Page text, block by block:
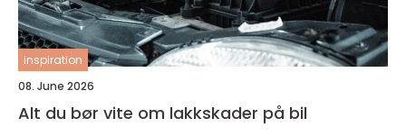
inspiration
08. June 2026
Alt du bør vite om lakkskader på bil